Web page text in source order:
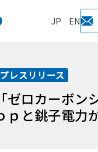
JP EN
プレスリリース
ゼロカーボン
ｐと銚子電力